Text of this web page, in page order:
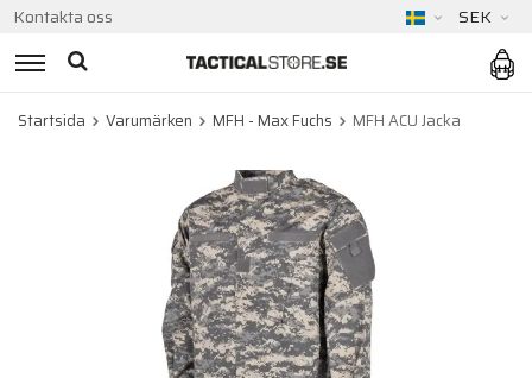
Kontakta oss SEK
Startsida Varumärken MFH - Max Fuchs MFH ACU Jacka